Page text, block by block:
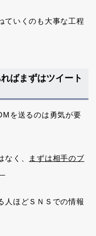
ていくのも大事な工程
まずはツイート
を送るのは勇気が要
く、
まずは相手のブ
人ほどＳＮＳでの情報